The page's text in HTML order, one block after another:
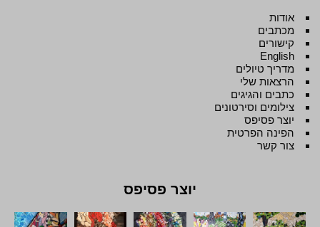
אודות
מכתבים
קישורים
English
מדריך טיולים
הרצאות שלי
כתבים והגיגים
צילומים וסירטונים
יוצר פסיפס
הפינה הפרטית
צור קשר
יוצר פסיפס